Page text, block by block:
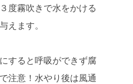
度霧吹きで水をかける
えます。
すると呼吸ができず腐
注意！ 水やり後は風通